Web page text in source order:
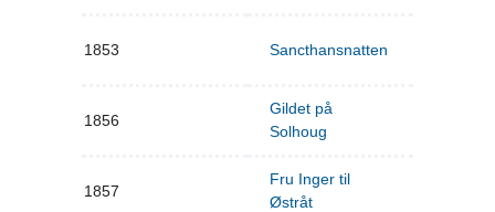
1853 Sancthansnatten
1856
Gildet på
Solhoug
1857
Fru Inger til
Østråt